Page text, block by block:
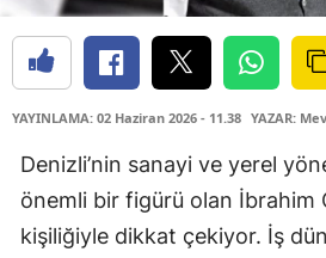
YAYINLAMA: 02 Haziran 2026 - 11.38 YAZAR:
Denizli’nin sanayi ve yerel
önemli bir figürü olan İbrahim
kişiliğiyle dikkat çekiyor. İş